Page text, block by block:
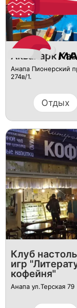
Аквапарк
Анапа Пионерский
274в/1.
Отдых
Клуб
игр
кофейня"
Анапа ул.Терская 79